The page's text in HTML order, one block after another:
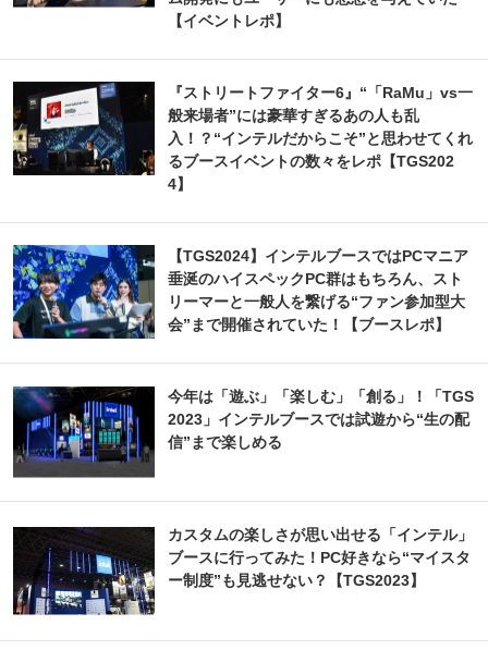
【イベントレポ】
『ストリートファイター6』“「RaMu」vs一
般来場者”には豪華すぎるあの人も乱
入！？“インテルだからこそ”と思わせてくれ
るブースイベントの数々をレポ【TGS202
4】
【TGS2024】インテルブースではPCマニア
垂涎のハイスペックPC群はもちろん、スト
リーマーと一般人を繋げる“ファン参加型大
会”まで開催されていた！【ブースレポ】
今年は「遊ぶ」「楽しむ」「創る」！「TGS
2023」インテルブースでは試遊から“生の配
信”まで楽しめる
カスタムの楽しさが思い出せる「インテル」
ブースに行ってみた！PC好きなら“マイスタ
ー制度”も見逃せない？【TGS2023】